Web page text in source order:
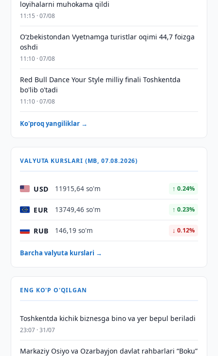
loyihalarni muhokama qildi
11:15 · 07/08
O‘zbekistondan Vyetnamga turistlar oqimi 44,7 foizga
oshdi
11:10 · 07/08
Red Bull Dance Your Style milliy finali Toshkentda
bo'lib o'tadi
11:10 · 07/08
Ko'proq yangiliklar →
VALYUTA KURSLARI (MB, 07.08.2026)
USD 11915,64 so'm ↑ 0.24%
EUR 13749,46 so'm ↑ 0.23%
RUB 146,19 so'm ↓ 0.12%
Barcha valyuta kurslari →
ENG KO'P O'QILGAN
Toshkentda kichik biznesga bino va yer bepul beriladi
23:07 · 31/07
Markaziy Osiyo va Ozarbayjon davlat rahbarlari “Boku”